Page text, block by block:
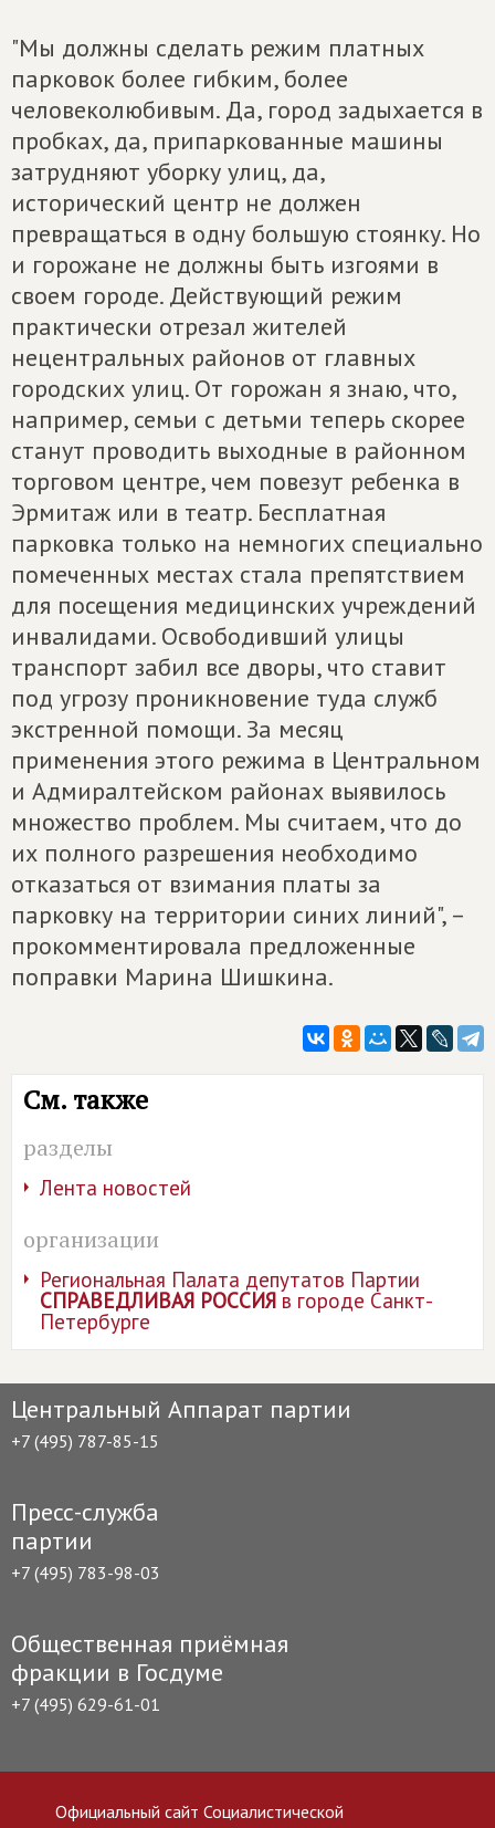
"Мы должны сделать режим платных
парковок более гибким, более
человеколюбивым. Да, город задыхается в
пробках, да, припаркованные машины
затрудняют уборку улиц, да,
исторический центр не должен
превращаться в одну большую стоянку. Но
и горожане не должны быть изгоями в
своем городе. Действующий режим
практически отрезал жителей
нецентральных районов от главных
городских улиц. От горожан я знаю, что,
например, семьи с детьми теперь скорее
станут проводить выходные в районном
торговом центре, чем повезут ребенка в
Эрмитаж или в театр. Бесплатная
парковка только на немногих специально
помеченных местах стала препятствием
для посещения медицинских учреждений
инвалидами. Освободивший улицы
транспорт забил все дворы, что ставит
под угрозу проникновение туда служб
экстренной помощи. За месяц
применения этого режима в Центральном
и Адмиралтейском районах выявилось
множество проблем. Мы считаем, что до
их полного разрешения необходимо
отказаться от взимания платы за
парковку на территории синих линий", –
прокомментировала предложенные
поправки Марина Шишкина.
См. также
разделы
Лента новостей
организации
Региональная Палата депутатов Партии
СПРАВЕДЛИВАЯ РОССИЯв городе Санкт-
Петербурге
Центральный Аппарат партии
+7 (495) 787-85-15
Пресс-служба
партии
+7 (495) 783-98-03
Общественная приёмная
фракции в Госдуме
+7 (495) 629-61-01
Официальный сайт Социалистической